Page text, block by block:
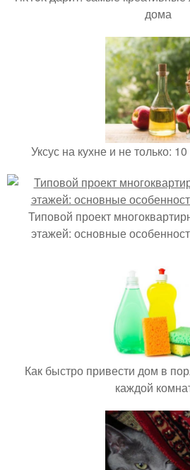
дома
Уксус на кухне и не только:
Типовой проект
этажей: основные
Как быстро привести дом в
каждой